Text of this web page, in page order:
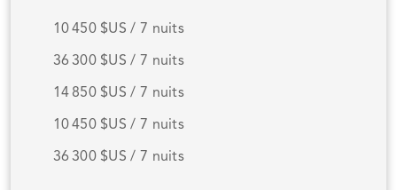
10 450 $US / 7 nuits
36 300 $US / 7 nuits
14 850 $US / 7 nuits
10 450 $US / 7 nuits
36 300 $US / 7 nuits